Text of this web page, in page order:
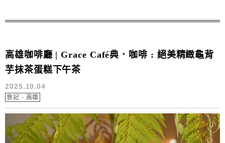
高雄咖啡廳 | Grace Café典．咖啡 : 絕美精緻龜背
芋抹茶蛋糕下午茶
2025.10.04
食記 - 高雄